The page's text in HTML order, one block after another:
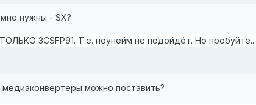
нужны - SX?
3CSFP91. Т.е. ноунейм не подойдёт. Но пробуйте...
медиаконвертеры можно поставить?